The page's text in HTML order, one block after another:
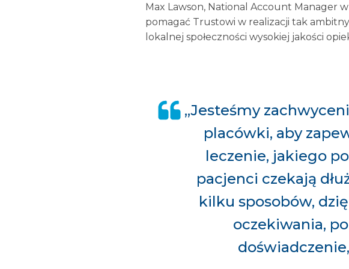
Max Lawson, National Account Manager
pomagać Trustowi w realizacji tak
lokalnej społeczności wysokiej jakości
„Jesteśmy
placówki, aby
leczenie, jakiego
pacjenci czekają
kilku sposobów,
oczekiwania,